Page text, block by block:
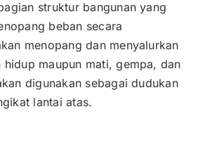
struktur bangunan yang
beban secara
menopang dan menyalurkan
maupun mati, gempa, dan
digunakan sebagai dudukan
lantai atas.